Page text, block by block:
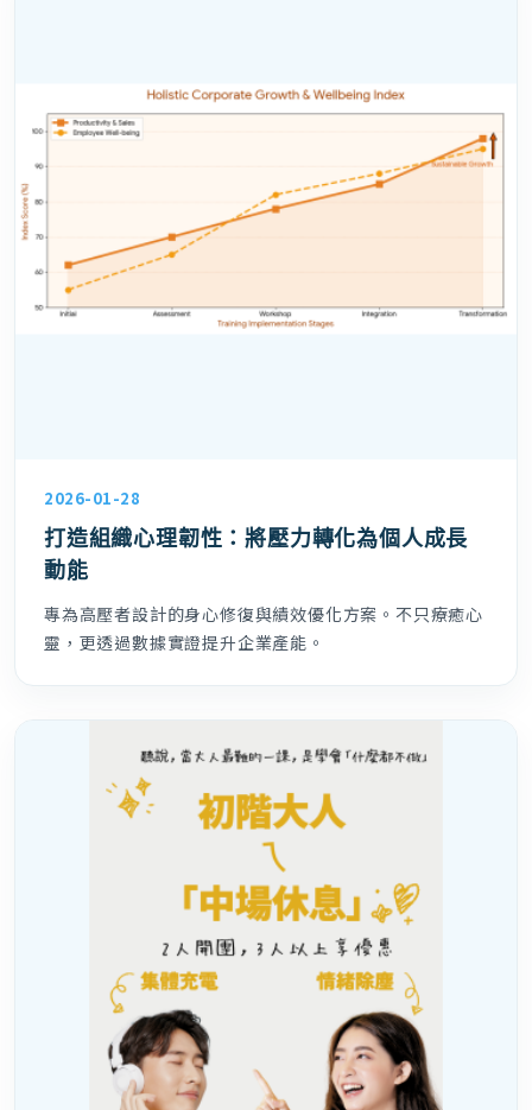
2026-01-28
打造組織心理韌性：將壓力轉化為個人成長
動能
專為高壓者設計的身心修復與績效優化方案。不只療癒心
靈，更透過數據實證提升企業產能。